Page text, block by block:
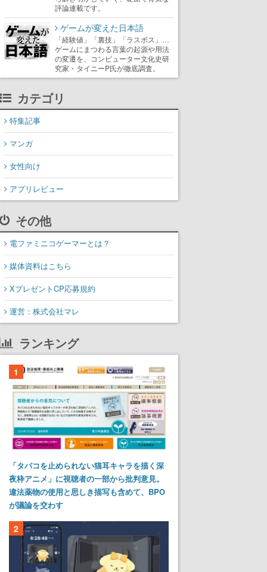
評論連載です。
ゲームが変えた日本語
「経験値」「裏技」「ラスボス」…
ゲームにまつわる言葉の起源や用法
の変遷を、コンピューター文化史研
究家・タイニーP氏が徹底調査。
カテゴリ
特集記事
マンガ
女性向け
アプリレビュー
その他
電ファミニコゲーマーとは？
媒体資料はこちら
XプレゼントCP応募規約
運営：株式会社マレ
ランキング
1
「タバコを止められない猫耳キャラを描く深
夜枠アニメ」に視聴者の一部から批判意見。
違法薬物の使用と思しき描写も含めて、BPO
が議論を交わす
2